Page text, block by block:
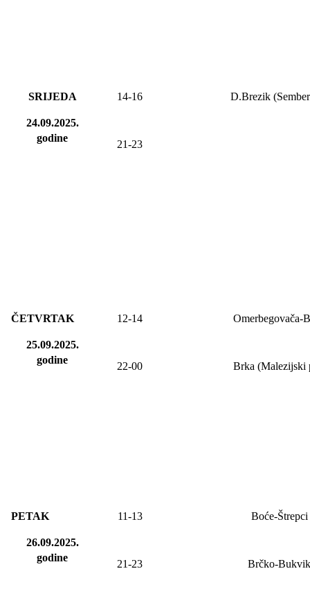
SRIJEDA
24.09.2025.
godine
14-16 D.Brezik
21-23
ČETVRTAK
25.09.2025.
godine
12-14 Omerbegovača-
22-00 Brka (Malezijski
PETAK
26.09.2025.
godine
11-13 Boće-Štrepci
21-23 Brčko-Bukvik